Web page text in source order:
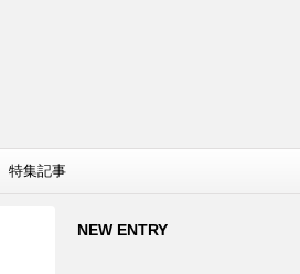
特集記事
NEW ENTRY